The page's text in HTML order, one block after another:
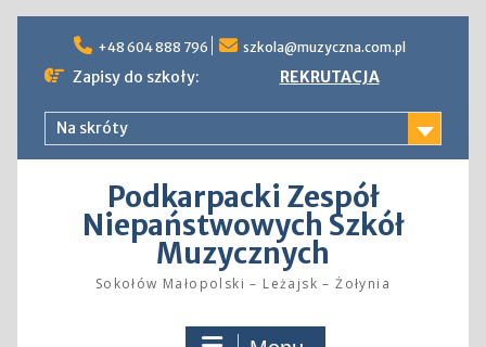
content
+48 604 888 796 szkola@muzyczna.com.pl
Zapisy do szkoły: REKRUTACJA
Na skróty
Podkarpacki Zespół
Niepaństwowych Szkół
Muzycznych
Sokołów Małopolski – Leżajsk – Żołynia